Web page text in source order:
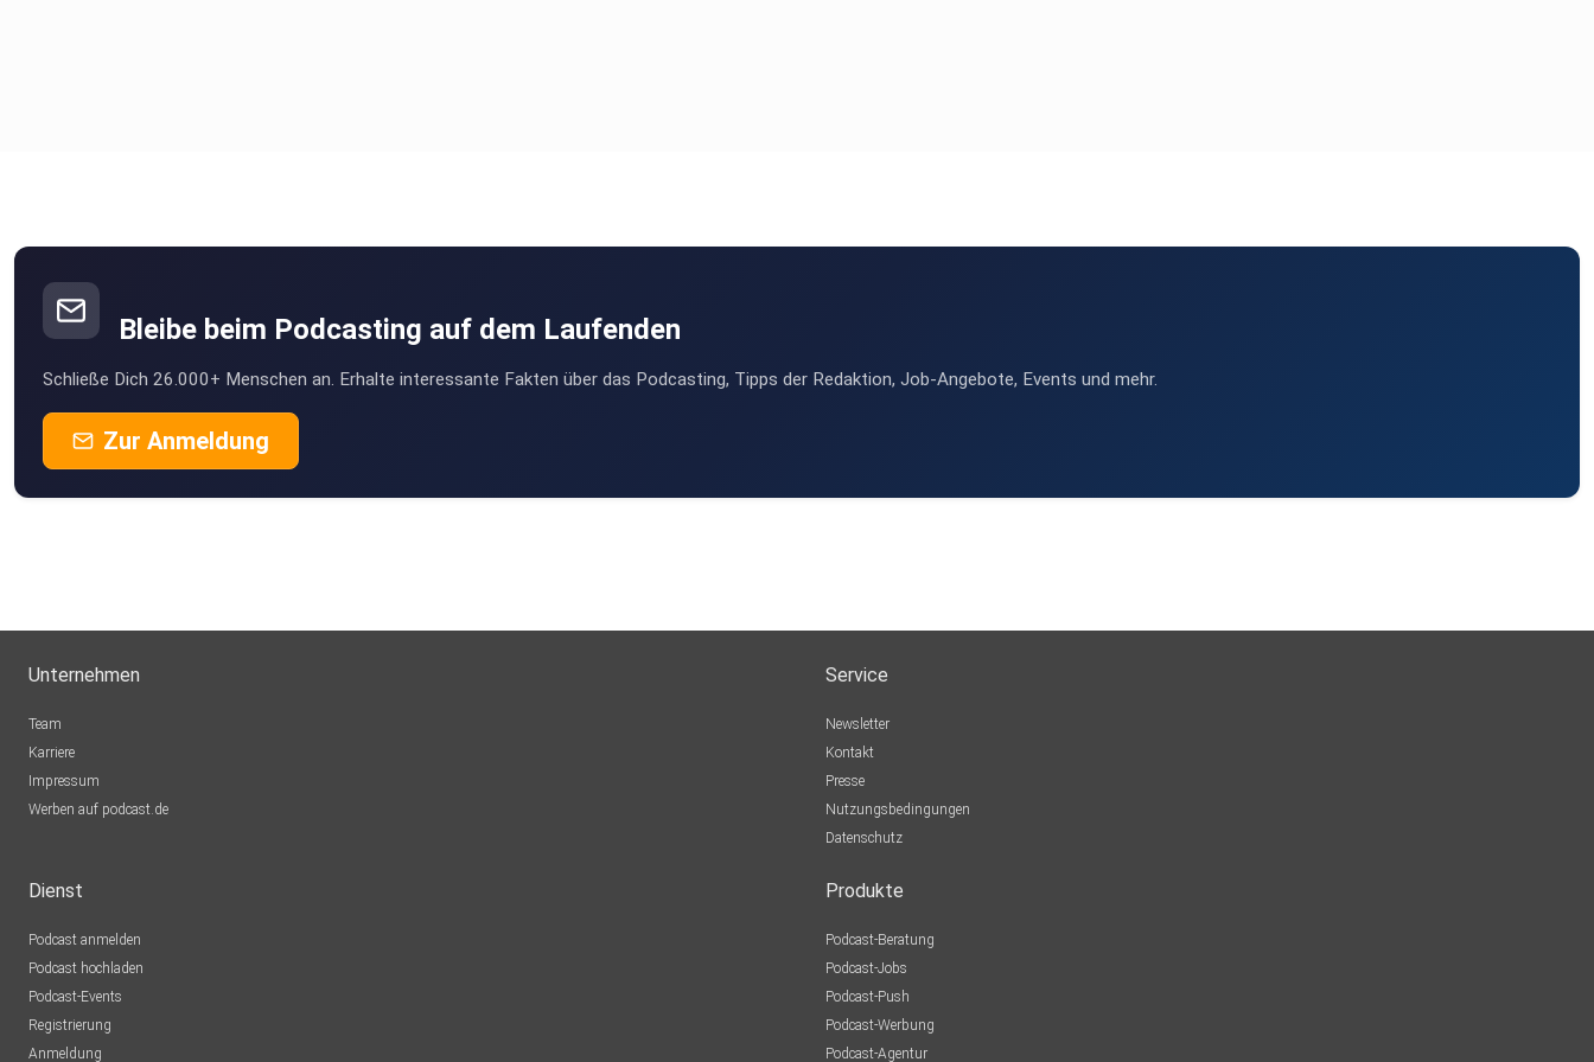
Bleibe beim Podcasting auf dem Laufenden
Schließe Dich 26.000+ Menschen an. Erhalte interessante Fakten über das Podcasting, Tipps der Redaktion, Job-Angebote, Events und mehr.
Zur Anmeldung
Unternehmen
Team
Karriere
Impressum
Werben auf podcast.de
Service
Newsletter
Kontakt
Presse
Nutzungsbedingungen
Datenschutz
Dienst
Podcast anmelden
Podcast hochladen
Podcast-Events
Registrierung
Anmeldung
Produkte
Podcast-Beratung
Podcast-Jobs
Podcast-Push
Podcast-Werbung
Podcast-Agentur